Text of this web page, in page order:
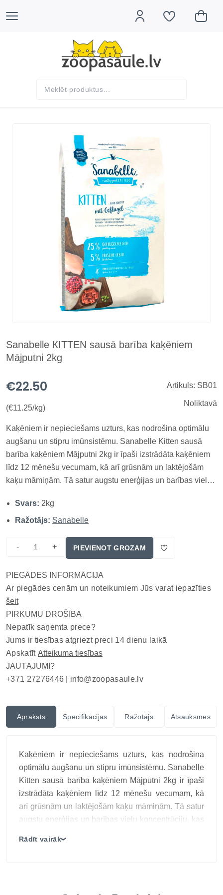
Sanabelle КITTEN sausā barība kaķēniem
Mājputni 2kg
€22.50
(€11.25/kg)
Artikuls: SB01
Noliktavā
Kaķēniem ir nepieciešams uzturs, kas nodrošina optimālu
augšanu un stipru imūnsistēmu. Sanabelle Kitten sausā
barība kaķēniem Mājputni 2kg ir īpaši izstrādāta kaķēniem
līdz 12 mēnešu vecumam, kā arī grūsnām un laktējošām
kaķu māmiņām. Tā satur augstu enerģijas un barības vielu
veicina piena veidošanos un augļu attīstību. TOP 3
ieguvumi Aug...
Svars: 2kg
Ražotājs: Sanabelle
- + PIEVIENOT GROZAM
PIEGĀDES INFORMĀCIJA
Ar piegādes cenām un noteikumiem Jūs varat iepazīties
šeit
PIRKUMU DROŠĪBA
Nepatīk saņemta prece?
Jums ir tiesības atgriezt preci 14 dienu laikā
Apskatīt Atteikuma tiesības
JAUTĀJUMI?
+371 27276446 | info@zoopasaule.lv
Apraksts Specifikācijas Ražotājs Atsauksmes
Kaķēniem ir nepieciešams uzturs, kas nodrošina
optimālu augšanu un stipru imūnsistēmu. Sanabelle
Kitten sausā barība kaķēniem Mājputni 2kg ir īpaši
izstrādāta kaķēniem līdz 12 mēnešu vecumam, kā
arī grūsnām un laktējošām kaķu māmiņām. Tā satur
augstu enerģijas un barības vielu koncentrāciju, kas
Rādīt vairāk❯